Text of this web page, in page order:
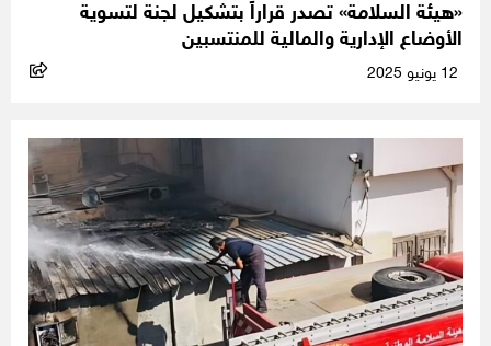
«هيئة السلامة» تصدر قراراً بتشكيل لجنة لتسوية
الأوضاع الإدارية والمالية للمنتسبين